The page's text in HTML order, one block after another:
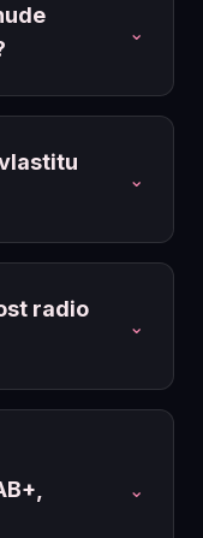
⌄
⌄
radio
⌄
⌄